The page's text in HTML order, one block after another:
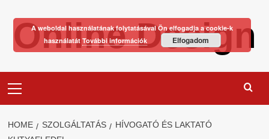
contentOnline Design
Menu
HOME SZOLGÁLTATÁS
HÍVOGATÓ ÉS LAKTATÓ
A weboldal használatának folytatásával Ön elfogadja a cookie-k
használatát További információk Elfogadom